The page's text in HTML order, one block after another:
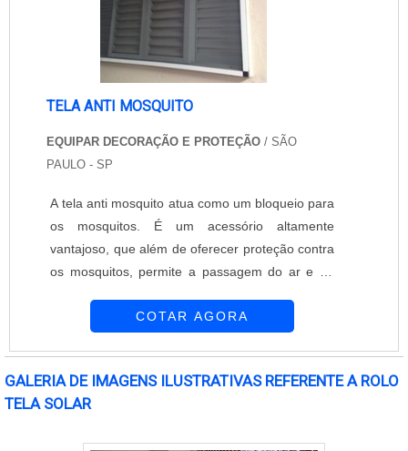
TELA ANTI MOSQUITO
EQUIPAR DECORAÇÃO E PROTEÇÃO / SÃO
PAULO - SP
A tela anti mosquito atua como um bloqueio para
os mosquitos. É um acessório altamente
vantajoso, que além de oferecer proteção contra
os mosquitos, permite a passagem do ar e da
instalada em todas as aberturas do ambiente,
para proteção contra mosquitos de excelente
qualidade. A empresa é constituída por ....
COTAR AGORA
GALERIA DE IMAGENS ILUSTRATIVAS REFERENTE A ROLO
TELA SOLAR